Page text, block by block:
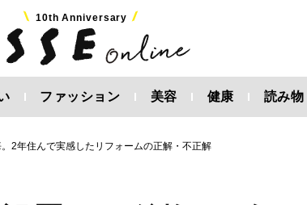
10th Anniversary
ファッション 美容 健康 読み物
2年住んで実感したリフォームの正解・不正解